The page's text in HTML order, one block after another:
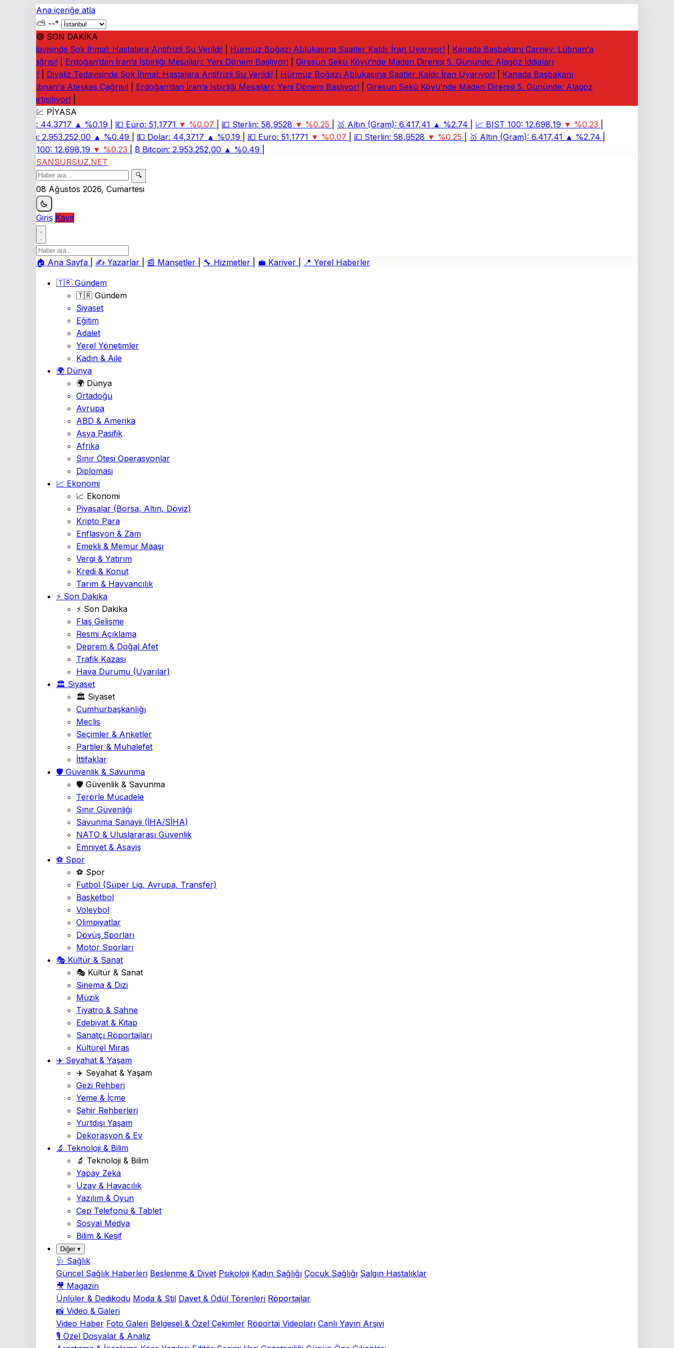
Ana içeriğe atla
⛅ --°
🔴 SON DAKİKA
Tedavisinde Şok İhmal: Hastalara Antifrizli Su Verildi! | Hürmüz Boğazı Ablukasına Saatler Kaldı: İran Uyarıyor! |
Kanada Başbakanı Carney: Lübnan'a
Çağrısı! | Erdoğan’dan İran’a İşbirliği Mesajları: Yeni Dönem Başlıyor! |
Giresun Sekü Köyü’nde Maden Direnişi 5. Gününde: Alagöz İddiaları
| Diyaliz Tedavisinde Şok İhmal: Hastalara Antifrizli Su Verildi! | Hürmüz Boğazı Ablukasına Saatler Kaldı: İran Uyarıyor! |
Kanada Başbakanı
Lübnan'a Ateşkes Çağrısı! | Erdoğan’dan İran’a İşbirliği Mesajları: Yeni Dönem Başlıyor! |
Giresun Sekü Köyü’nde Maden Direnişi 5. Gününde: Alagöz
Tartışılıyor! |
💹 PİYASA
44,3717 ▲ %0.19 | 💶 Euro: 51,1771 ▼ %0.07 | 💷 Sterlin: 58,9528 ▼ %0.25 | 🥇 Altın (Gram): 6.417,41 ▲ %2.74 | 📈 BIST 100: 12.698,19 ▼ %0.23 |
2.953.252,00 ▲ %0.49 | 💵 Dolar: 44,3717 ▲ %0.19 | 💶 Euro: 51,1771 ▼ %0.07 | 💷 Sterlin: 58,9528 ▼ %0.25 | 🥇 Altın (Gram): 6.417,41 ▲ %2.74 |
BIST 100: 12.698,19 ▼ %0.23 | Bitcoin: 2.953.252,00 ▲ %0.49 |
SANSURSUZ.NET
🔍
08 Ağustos 2026, Cumartesi
Giriş Kayıt
🏠 Ana Sayfa ✍️ Yazarlar 📰 Manşetler 🔧 Hizmetler 💼 Kariyer 📍 Yerel Haberler
🇹🇷 Gündem
🇹🇷 Gündem
Siyaset
Eğitim
Adalet
Yerel Yönetimler
Kadın & Aile
🌍 Dünya
🌍 Dünya
Ortadoğu
Avrupa
ABD & Amerika
Asya Pasifik
Afrika
Sınır Ötesi Operasyonlar
Diplomasi
📈 Ekonomi
📈 Ekonomi
Piyasalar (Borsa, Altın, Döviz)
Kripto Para
Enflasyon & Zam
Emekli & Memur Maaşı
Vergi & Yatırım
Kredi & Konut
Tarım & Hayvancılık
⚡ Son Dakika
⚡ Son Dakika
Flaş Gelişme
Resmi Açıklama
Deprem & Doğal Afet
Trafik Kazası
Hava Durumu (Uyarılar)
🏛️ Siyaset
🏛️ Siyaset
Cumhurbaşkanlığı
Meclis
Seçimler & Anketler
Partiler & Muhalefet
İttifaklar
🛡️ Güvenlik & Savunma
🛡️ Güvenlik & Savunma
Terörle Mücadele
Sınır Güvenliği
Savunma Sanayii (İHA/SİHA)
NATO & Uluslararası Güvenlik
Emniyet & Asayiş
⚽ Spor
⚽ Spor
Futbol (Süper Lig, Avrupa, Transfer)
Basketbol
Voleybol
Olimpiyatlar
Dövüş Sporları
Motor Sporları
🎭 Kültür & Sanat
🎭 Kültür & Sanat
Sinema & Dizi
Müzik
Tiyatro & Sahne
Edebiyat & Kitap
Sanatçı Röportajları
Kültürel Miras
✈️ Seyahat & Yaşam
✈️ Seyahat & Yaşam
Gezi Rehberi
Yeme & İçme
Şehir Rehberleri
Yurtdışı Yaşam
Dekorasyon & Ev
🔬 Teknoloji & Bilim
🔬 Teknoloji & Bilim
Yapay Zeka
Uzay & Havacılık
Yazılım & Oyun
Cep Telefonu & Tablet
Sosyal Medya
Bilim & Keşif
Diğer ▾
🩺 Sağlık
Güncel Sağlık Haberleri Beslenme & Diyet Psikoloji Kadın Sağlığı Çocuk Sağlığı Salgın Hastalıklar
🎥 Magazin
Ünlüler & Dedikodu Moda & Stil Davet & Ödül Törenleri Röportajlar
📸 Video & Galeri
Video Haber Foto Galeri Belgesel & Özel Çekimler Röportaj Videoları Canlı Yayın Arşivi
🎙️ Özel Dosyalar & Analiz